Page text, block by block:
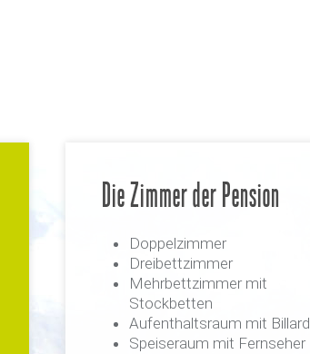
Die Zimmer der Pension
Doppelzimmer
Dreibettzimmer
Mehrbettzimmer mit
Stockbetten
Aufenthaltsraum mit Billard
Speiseraum mit Fernseher